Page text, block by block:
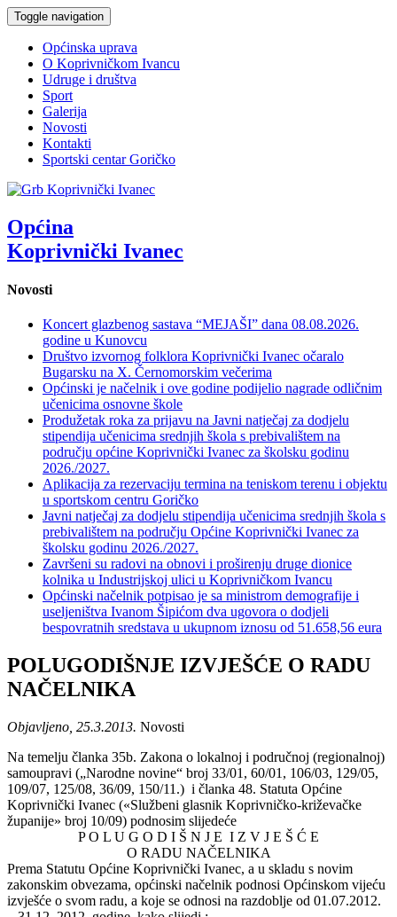
Toggle navigation
Općinska uprava
O Koprivničkom Ivancu
Udruge i društva
Sport
Galerija
Novosti
Kontakti
Sportski centar Goričko
Općina
Koprivnički Ivanec
Novosti
Koncert glazbenog sastava “MEJAŠI” dana 08.08.2026.
godine u Kunovcu
Društvo izvornog folklora Koprivnički Ivanec očaralo
Bugarsku na X. Černomorskim večerima
Općinski je načelnik i ove godine podijelio nagrade odličnim
učenicima osnovne škole
Produžetak roka za prijavu na Javni natječaj za dodjelu
stipendija učenicima srednjih škola s prebivalištem na
području općine Koprivnički Ivanec za školsku godinu
2026./2027.
Aplikacija za rezervaciju termina na teniskom terenu i objektu
u sportskom centru Goričko
Javni natječaj za dodjelu stipendija učenicima srednjih škola s
prebivalištem na području Općine Koprivnički Ivanec za
školsku godinu 2026./2027.
Završeni su radovi na obnovi i proširenju druge dionice
kolnika u Industrijskoj ulici u Koprivničkom Ivancu
Općinski načelnik potpisao je sa ministrom demografije i
useljeništva Ivanom Šipićom dva ugovora o dodjeli
bespovratnih sredstava u ukupnom iznosu od 51.658,56 eura
POLUGODIŠNJE IZVJEŠĆE O RADU
NAČELNIKA
Objavljeno, 25.3.2013. Novosti
Na temelju članka 35b. Zakona o lokalnoj i područnoj (regionalnoj)
samoupravi („Narodne novine“ broj 33/01, 60/01, 106/03, 129/05,
109/07, 125/08, 36/09, 150/11.) i članka 48. Statuta Općine
Koprivnički Ivanec («Službeni glasnik Koprivničko-križevačke
županije» broj 10/09) podnosim slijedeće
P O L U G O D I Š N J E I Z V J E Š Ć E
O RADU NAČELNIKA
Prema Statutu Općine Koprivnički Ivanec, a u skladu s novim
zakonskim obvezama, općinski načelnik podnosi Općinskom vijeću
izvješće o svom radu, a koje se odnosi na razdoblje od 01.07.2012.